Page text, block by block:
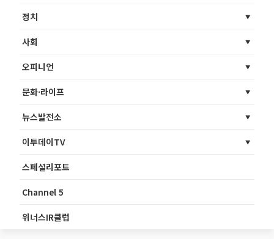
정치
사회
오피니언
문화·라이프
뉴스발전소
이투데이TV
스페셜리포트
Channel 5
위너스IR클럽